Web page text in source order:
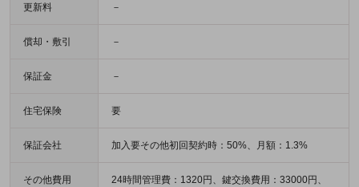
更新料 －
償却・敷引 －
保証金 －
住宅保険 要
保証会社 加入要その他初回契約時：50%、月額：1.3%
その他費用
24時間管理費：1320円、鍵交換費用：33000円、